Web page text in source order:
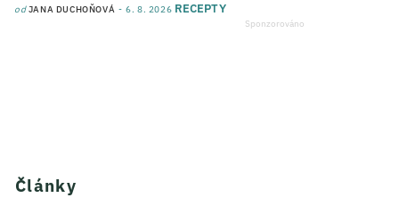
odJANA DUCHOŇOVÁ 6. 8. 2026 RECEPTY
Články